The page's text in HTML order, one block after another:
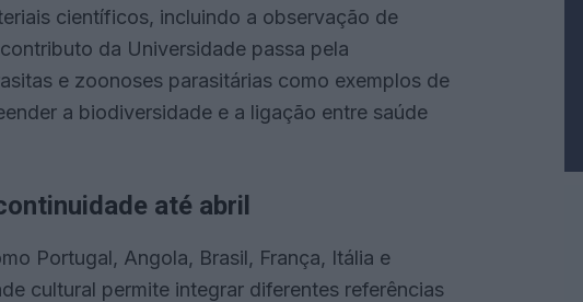
científicos, incluindo a observação de
da Universidade passa pela
e zoonoses parasitárias como exemplos de
a biodiversidade e a ligação entre saúde
até abril
Portugal, Angola, Brasil, França, Itália e
cultural permite integrar diferentes referências